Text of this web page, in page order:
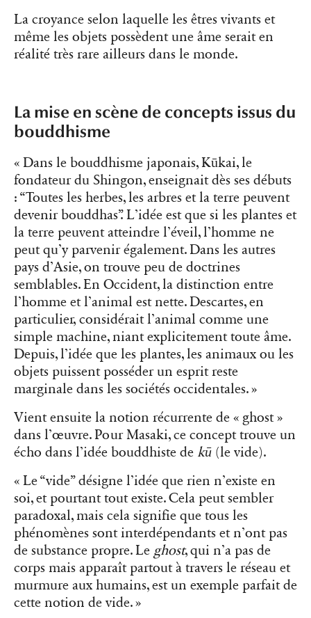
La croyance selon laquelle les êtres vivants et
même les objets possèdent une âme serait en
réalité très rare ailleurs dans le monde.
La mise en scène de concepts issus du
bouddhisme
« Dans le bouddhisme japonais, Kūkai, le
fondateur du Shingon, enseignait dès ses débuts
: “Toutes les herbes, les arbres et la terre peuvent
devenir bouddhas”. L’idée est que si les plantes et
la terre peuvent atteindre l’éveil, l’homme ne
peut qu’y parvenir également. Dans les autres
pays d’Asie, on trouve peu de doctrines
semblables. En Occident, la distinction entre
l’homme et l’animal est nette. Descartes, en
particulier, considérait l’animal comme une
simple machine, niant explicitement toute âme.
Depuis, l’idée que les plantes, les animaux ou les
objets puissent posséder un esprit reste
marginale dans les sociétés occidentales. »
Vient ensuite la notion récurrente de « ghost »
dans l’œuvre. Pour Masaki, ce concept trouve un
écho dans l’idée bouddhiste de kū (le vide).
« Le “vide” désigne l’idée que rien n’existe en
soi, et pourtant tout existe. Cela peut sembler
paradoxal, mais cela signifie que tous les
phénomènes sont interdépendants et n’ont pas
de substance propre. Le ghost, qui n’a pas de
corps mais apparaît partout à travers le réseau et
murmure aux humains, est un exemple parfait de
cette notion de vide. »